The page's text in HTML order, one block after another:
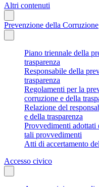
Altri contenuti
Prevenzione della Corruzione
Piano triennale della
trasparenza
Responsabile della
trasparenza
Regolamenti per la
corruzione e della
Relazione del
e della trasparenza
Provvedimenti
tali provvedimenti
Atti di accertamento
Accesso civico